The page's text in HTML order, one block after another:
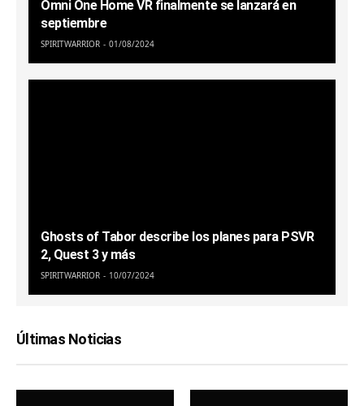
Omni One Home VR finalmente se lanzará en
septiembre
SPIRITWARRIOR 01/08/2024
Ghosts of Tabor describe los planes para PSVR
2, Quest 3 y más
SPIRITWARRIOR 10/07/2024
Últimas Noticias